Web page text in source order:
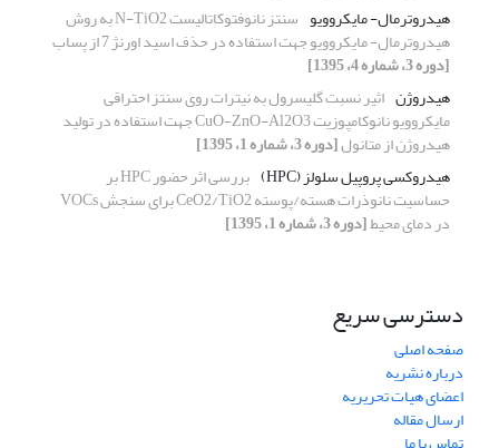
هیدروترمال- مایکروویو
سنتز نانوفتوکاتالیست N-TiO2 به روش
هیدروترمال- مایکروویو جهت استفاده در حذف اسید اورنژ 7 از پساب
[دوره 3، شماره 4، 1395]
هیدروژن اثیر نسبت گلیسرول به نیترات روی سنتز احتراقی
مایکروویو نانوکامپوزیت CuO-ZnO-Al2O3 جهت استفاده در تولید
هیدروژن از متانول[دوره 3، شماره 1، 1395]
هیدروکسی پروپیل سلولز (HPC)
بررسی اثر حضور HPC بر
حساسیت نانوذرات هسته/پوسته CeO2/TiO2 برای سنجش VOCs
در دمای محیط[دوره 3، شماره 1، 1395]
دسترسی سریع
صفحه اصلی
درباره نشریه
اعضای هیات تحریریه
ارسال مقاله